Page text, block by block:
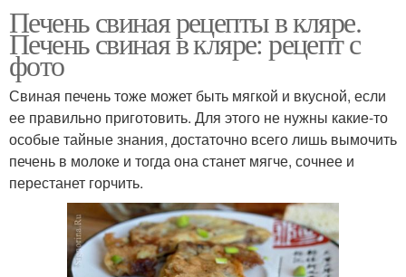
Печень свиная рецепты в кляре.
Печень свиная в кляре: рецепт с
фото
Свиная печень тоже может быть мягкой и вкусной, если
ее правильно приготовить. Для этого не нужны какие-то
особые тайные знания, достаточно всего лишь вымочить
печень в молоке и тогда она станет мягче, сочнее и
перестанет горчить.